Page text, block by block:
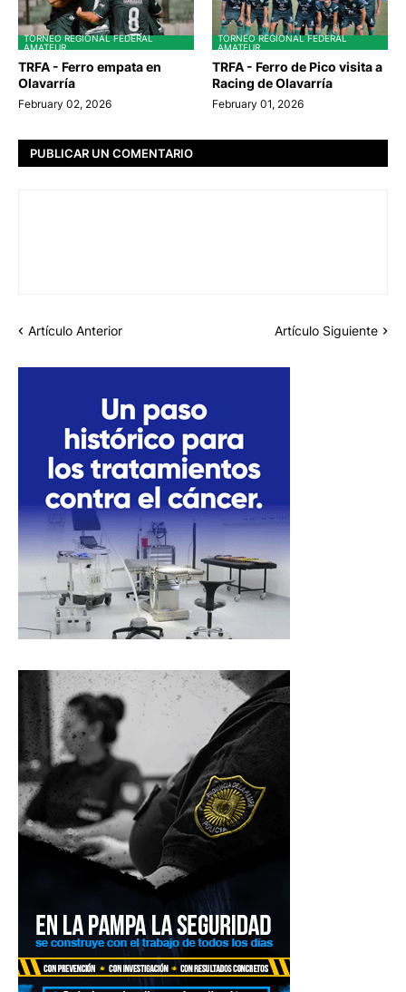
TORNEO REGIONAL FEDERAL
AMATEUR
TRFA - Ferro empata en
Olavarría
February 02, 2026
TORNEO REGIONAL FEDERAL
AMATEUR
TRFA - Ferro de Pico visita a
Racing de Olavarría
February 01, 2026
PUBLICAR UN COMENTARIO
Artículo Anterior Artículo Siguiente